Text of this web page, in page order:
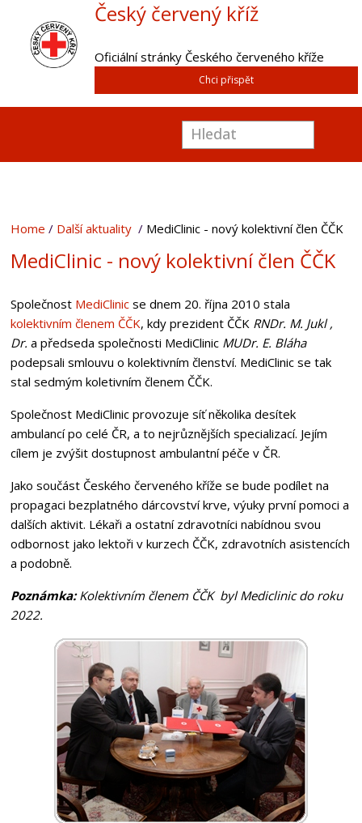
Český červený kříž
Oficiální stránky Českého červeného kříže
Chci přispět
Home Další aktuality MediClinic - nový kolektivní člen ČČK
MediClinic - nový kolektivní člen ČČK
Společnost MediClinicse dnem 20. října 2010 stala
kolektivním členem ČČK, kdy prezident ČČK RNDr. M. Jukl ,
Dr. a předseda společnosti MediClinic MUDr. E. Bláha
podepsali smlouvu o kolektivním členství. MediClinicse tak
stal sedmým koletivním členem ČČK.
Společnost MediClinic provozuje síť několika desítek
ambulancí po celé ČR, a to nejrůznějších specializací. Jejím
cílem je zvýšit dostupnost ambulantní péče v ČR.
Jako součást Českého červeného kříže se bude podílet na
propagaci bezplatného dárcovství krve, výuky první pomoci a
dalších aktivit. Lékaři a ostatní zdravotníci nabídnou svou
odbornost jako lektoři v kurzech ČČK, zdravotních asistencích
a podobně.
Poznámka:Kolektivním členem ČČK byl Mediclinic do roku
2022.